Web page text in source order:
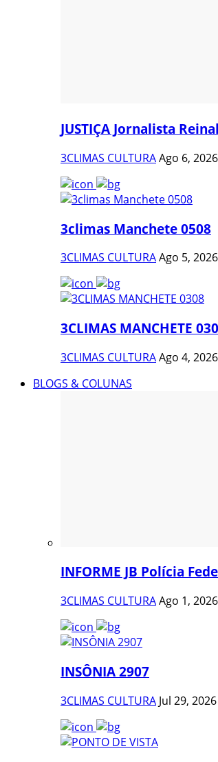
JUSTIÇA Jornalista
3CLIMAS CULTURAAgo 6, 2026
3climas Manchete 0508
3CLIMAS CULTURAAgo 5, 2026
3CLIMAS MANCHETE
3CLIMAS CULTURAAgo 4, 2026
BLOGS & COLUNAS
INFORME JB Polícia
3CLIMAS CULTURAAgo 1, 2026
INSÔNIA 2907
3CLIMAS CULTURA Jul 29, 2026